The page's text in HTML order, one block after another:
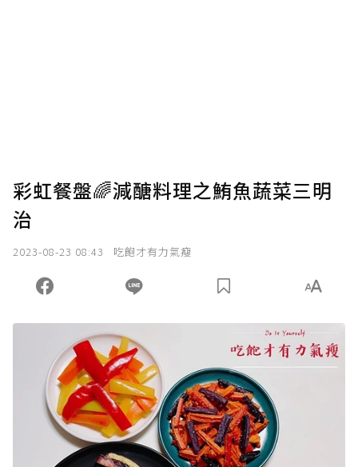
彩虹餐盤🌈減醣料理之鮪魚蔬菜三明
治
2023-08-23 08:43 吃飽才有力氣瘦